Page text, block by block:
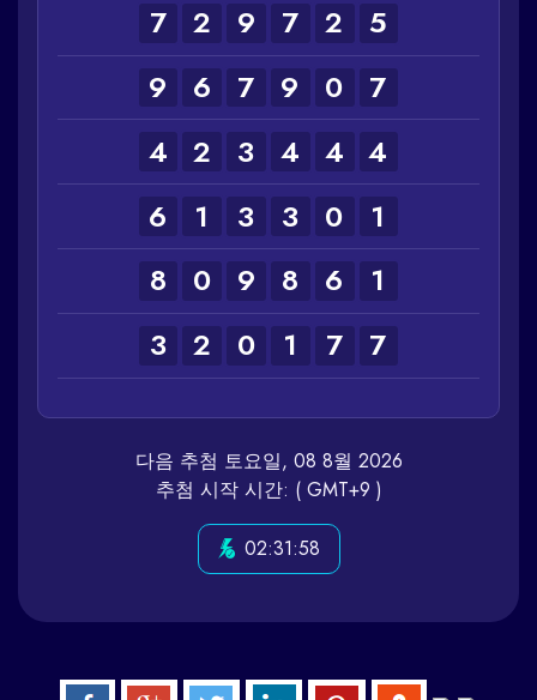
7 2 9 7 2
5
9
6 7 9 0
7
4
2 3 4 4
4
6
1 3 3 0
1
8
0 9 8 6
1
3
2 0 1 7 7
다음 추첨 토요일, 08 8월 2026
추첨 시작 시간: ( GMT+9 )
02:31:58